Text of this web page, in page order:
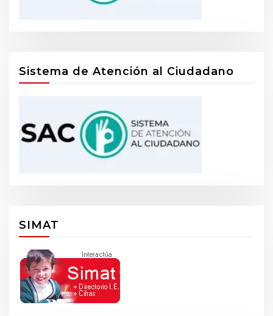
Sistema de Atención al Ciudadano
SIMAT